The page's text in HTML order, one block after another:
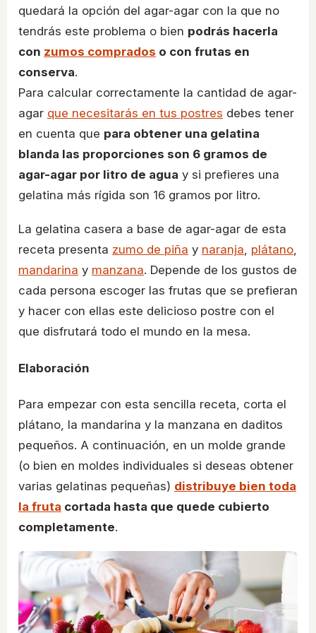
quedará la opción del agar-agar con la que no
tendrás este problema o bien podrás hacerla
con zumos comprados o con frutas en
conserva.
Para calcular correctamente la cantidad de agar-
agar que necesitarás en tus postres debes tener
en cuenta que para obtener una gelatina
blanda las proporciones son 6 gramos de
agar-agar por litro de agua y si prefieres una
gelatina más rígida son 16 gramos por litro.
La gelatina casera a base de agar-agar de esta
receta presenta zumo de piña y naranja, plátano,
mandarina y manzana. Depende de los gustos de
cada persona escoger las frutas que se prefieran
y hacer con ellas este delicioso postre con el
que disfrutará todo el mundo en la mesa.
Elaboración
Para empezar con esta sencilla receta, corta el
plátano, la mandarina y la manzana en daditos
pequeños. A continuación, en un molde grande
(o bien en moldes individuales si deseas obtener
varias gelatinas pequeñas) distribuye bien toda
la fruta cortada hasta que quede cubierto
completamente.